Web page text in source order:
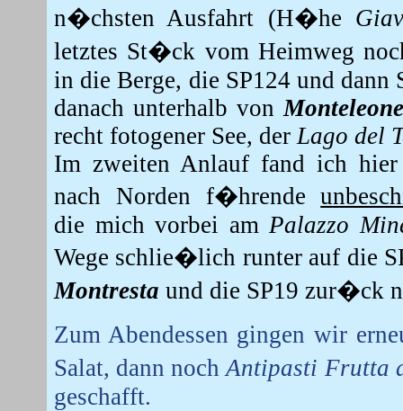
n�chsten Ausfahrt (H�he
letztes St�ck vom Heimweg
in die Berge, die SP124 und dann
danach unterhalb von
recht fotogener See, derLago del
Im zweiten Anlauf fand ich
nach Norden f�hrende
die mich vorbei am Palazzo
Wege schlie�lich runter auf die
Montresta und die SP19 zur�ck
Zum Abendessen gingen wir
Salat, dann nochAntipasti Frutta
geschafft.